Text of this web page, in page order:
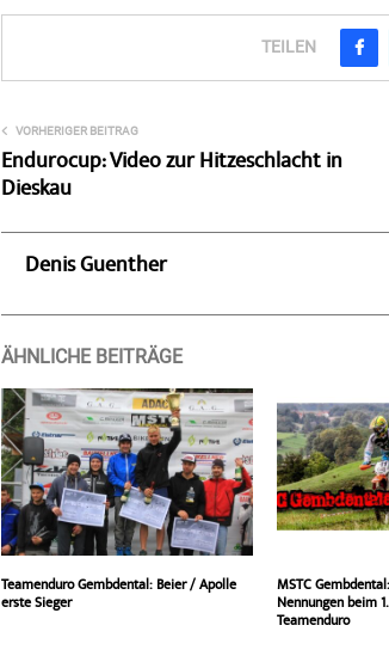
TEILEN
VORHERIGER BEITRAG
Endurocup: Video zur Hitzeschlacht in
Dieskau
Denis Guenther
ÄHNLICHE BEITRÄGE
Teamenduro Gembdental: Beier / Apolle
erste Sieger
MSTC
Nennungen beim
Teamenduro